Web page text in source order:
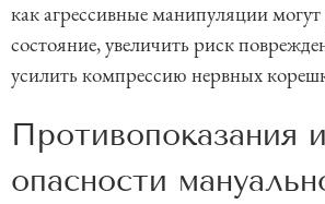
как агрессивные манипуляции могут
состояние, увеличить риск
усилить компрессию нервных
Противопоказания и
опасности